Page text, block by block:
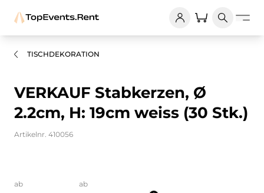
TISCHDEKORATION
VERKAUF Stabkerzen, Ø
2.2cm, H: 19cm weiss (30 Stk.)
Artikelnr. 410056
ab ab